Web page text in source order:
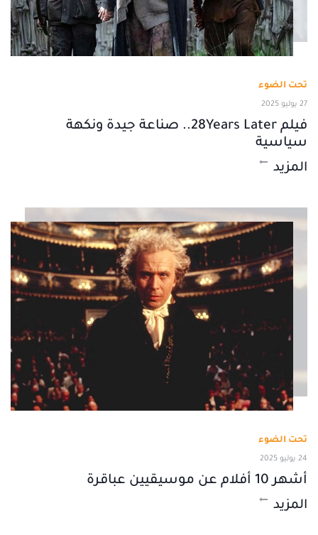
تحت الضوء
27 يوليو 2025
فيلم 28Years Later.. صناعة جيدة ونكهة
سياسية
المزيد
تحت الضوء
24 يوليو 2025
أشهر 10 أفلام عن موسيقيين عباقرة
المزيد